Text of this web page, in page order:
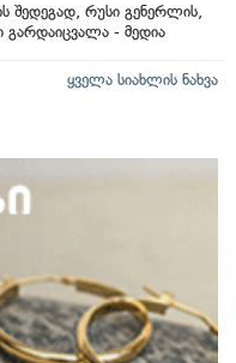
შედეგად, რუსი გენერლის,
გარდაიცვალა - მედია
ყველა სიახლის ნახვა